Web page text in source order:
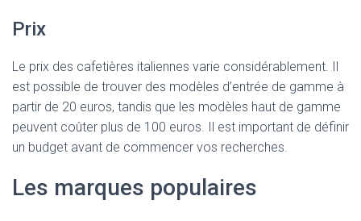
Prix
Le prix des cafetières italiennes varie considérablement. Il
est possible de trouver des modèles d’entrée de gamme à
partir de 20 euros, tandis que les modèles haut de gamme
peuvent coûter plus de 100 euros. Il est important de définir
un budget avant de commencer vos recherches.
Les marques populaires